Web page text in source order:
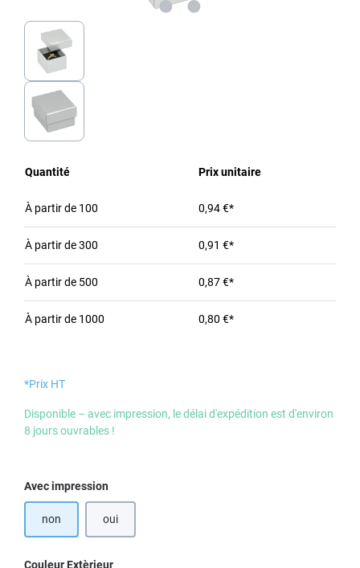
Quantité Prix unitaire
À partir de 100 0,94 €*
À partir de300 0,91 €*
À partir de 500 0,87 €*
À partir de 1000 0,80 €*
*Prix HT
Disponible – avec impression, le délai d'expédition est d'environ
8 jours ouvrables !
Sélectionnez
Avec impression
non oui
Sélectionnez
Couleur Extèrieur